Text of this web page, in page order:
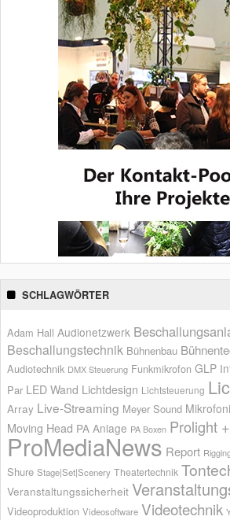
SCHLAGWÖRTER
Adam Hall Audionetzwerk
Beschallungstechnik Bühnenbau
Audiotechnik DMX Steuerung Funkmikrofon GLP
Par LED Wand Lichtdesign Lichtsteuerung
Array Live-Streaming Meyer Sound
Moving Head PA Anlage PA Boxen Prolight
ProMediaNews Report
Shure Stage|Set|Scenery Theatertechnik
Veranstaltungssicherheit
Videoproduktion Videosoftware Videotechnik